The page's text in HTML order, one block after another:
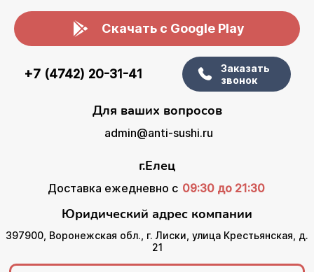
Скачать с Google Play
+7 (4742) 20-31-41
Заказать
звонок
Для ваших вопросов
admin@anti-sushi.ru
г.Елец
Доставка ежедневно с 09:30 до 21:30
Юридический адрес компании
397900, Воронежская обл., г. Лиски, улица Крестьянская, д.
21